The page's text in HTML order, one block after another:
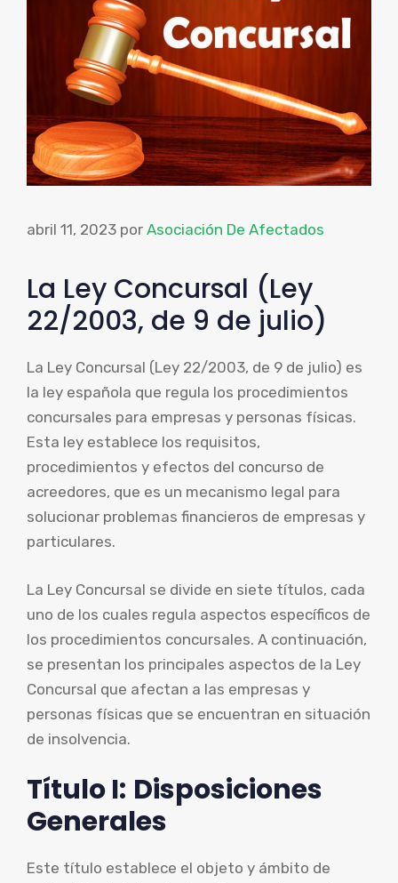
abril 11, 2023 por Asociación De Afectados
La Ley Concursal (Ley
22/2003, de 9 de julio)
La Ley Concursal (Ley 22/2003, de 9 de julio) es
la ley española que regula los procedimientos
concursales para empresas y personas físicas.
Esta ley establece los requisitos,
procedimientos y efectos del concurso de
acreedores, que es un mecanismo legal para
solucionar problemas financieros de empresas y
particulares.
La Ley Concursal se divide en siete títulos, cada
uno de los cuales regula aspectos específicos de
los procedimientos concursales. A continuación,
se presentan los principales aspectos de la Ley
Concursal que afectan a las empresas y
personas físicas que se encuentran en situación
de insolvencia.
Título I: Disposiciones
Generales
Este título establece el objeto y ámbito de